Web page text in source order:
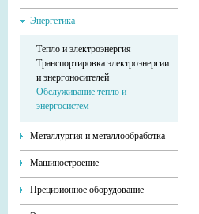
Энергетика
Тепло и электроэнергия
Транспортировка электроэнергии
и энергоносителей
Обслуживание тепло и
энергосистем
Металлургия и металлообработка
Машиностроение
Прецизионное оборудование